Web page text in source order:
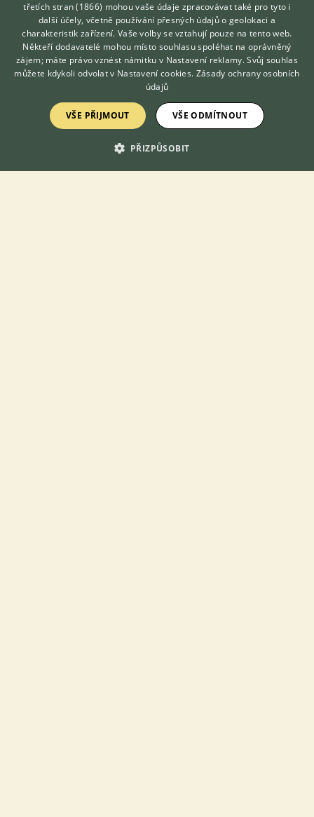
Hledáte zvířecího kamaráda?
Zdarma vám poradí
VETERINÁŘ ONLINE
KONZULTOVAT S
VETERINÁŘEM
třetích stran (1866) mohou vaše údaje zpracovávat také pro tyto i
další účely, včetně používání přesných údajů o geolokaci a
charakteristik zařízení. Vaše volby se vztahují pouze na tento web.
Někteří dodavatelé mohou místo souhlasu spoléhat na oprávněný
zájem; máte právo vznést námitku v Nastavení reklamy. Svůj souhlas
můžete kdykoli odvolat v Nastavení cookies. Zásady ochrany osobních
údajů
VŠE PŘIJMOUT VŠE ODMÍTNOUT
PŘIZPŮSOBIT